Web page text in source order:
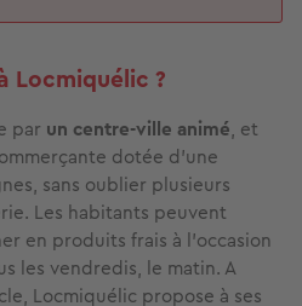
Locmiquélic ?
par un centre-ville animé, et
dotée d’une
sans oublier plusieurs
Les habitants peuvent
en produits frais à l’occasion
les vendredis, le matin. A
Locmiquélic propose à ses